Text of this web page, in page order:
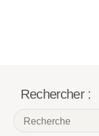
Rechercher :